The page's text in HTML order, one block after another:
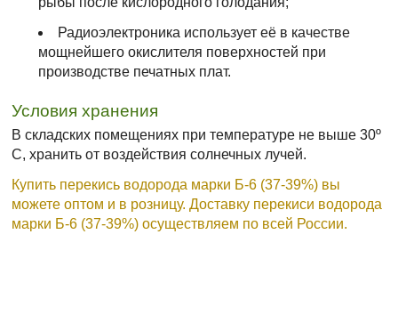
Радиоэлектроника использует её в качестве
мощнейшего окислителя поверхностей при
производстве печатных плат.
Условия хранения
В складских помещениях при температуре не выше 30º
С, хранить от воздействия солнечных лучей.
Купить перекись водорода марки Б-6 (37-39%) вы
можете оптом и в розницу. Доставку перекиси водорода
марки Б-6 (37-39%) осуществляем по всей России.